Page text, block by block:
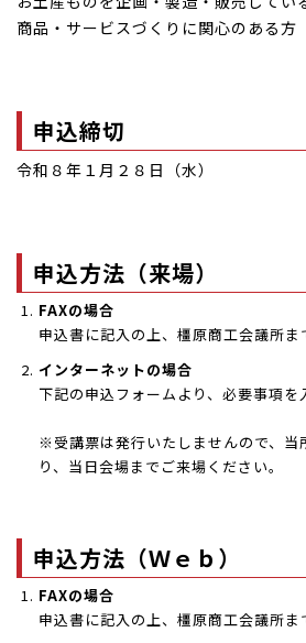
商品・サービスづくりに関心のある方
申込締切
令和８年１月２８日（水）
申込方法（来場）
FAXの場合
申込書に記入の上、橿原商工会議所ま
インターネットの場合
下記の申込フォームより、必要事項を
※受講票は発行いたしませんので、当
り、当日会場までご来場ください。
申込方法（Ｗｅｂ）
FAXの場合
申込書に記入の上、橿原商工会議所ま